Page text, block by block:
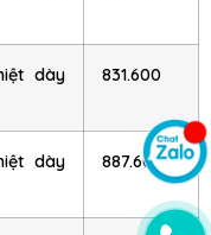
dày
831.600
dày
887.600